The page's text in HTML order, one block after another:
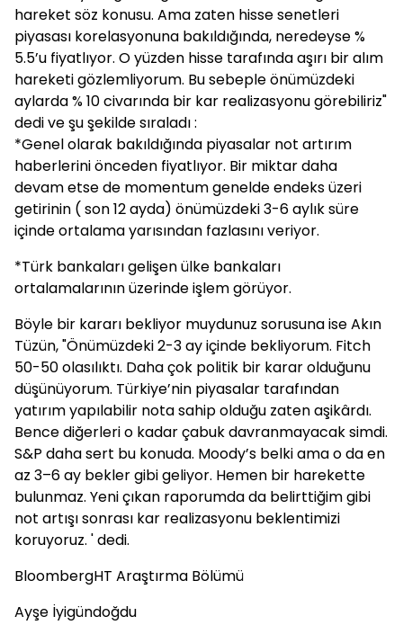
hareket söz konusu. Ama zaten hisse senetleri
piyasası korelasyonuna bakıldığında, neredeyse %
5.5’u fiyatlıyor. O yüzden hisse tarafında aşırı bir alım
hareketi gözlemliyorum. Bu sebeple önümüzdeki
aylarda % 10 civarında bir kar realizasyonu görebiliriz"
dedi ve şu şekilde sıraladı :
*Genel olarak bakıldığında piyasalar not artırım
haberlerini önceden fiyatlıyor. Bir miktar daha
devam etse de momentum genelde endeks üzeri
getirinin ( son 12 ayda) önümüzdeki 3-6 aylık süre
içinde ortalama yarısından fazlasını veriyor.
*Türk bankaları gelişen ülke bankaları
ortalamalarının üzerinde işlem görüyor.
Böyle bir kararı bekliyor muydunuz sorusuna ise Akın
Tüzün, "Önümüzdeki 2-3 ay içinde bekliyorum. Fitch
50-50 olasılıktı. Daha çok politik bir karar olduğunu
düşünüyorum. Türkiye’nin piyasalar tarafından
yatırım yapılabilir nota sahip olduğu zaten aşikârdı.
Bence diğerleri o kadar çabuk davranmayacak simdi.
S&P daha sert bu konuda. Moody’s belki ama o da en
az 3–6 ay bekler gibi geliyor. Hemen bir harekette
bulunmaz. Yeni çıkan raporumda da belirttiğim gibi
not artışı sonrası kar realizasyonu beklentimizi
koruyoruz. ' dedi.
BloombergHT Araştırma Bölümü
Ayşe İyigündoğdu